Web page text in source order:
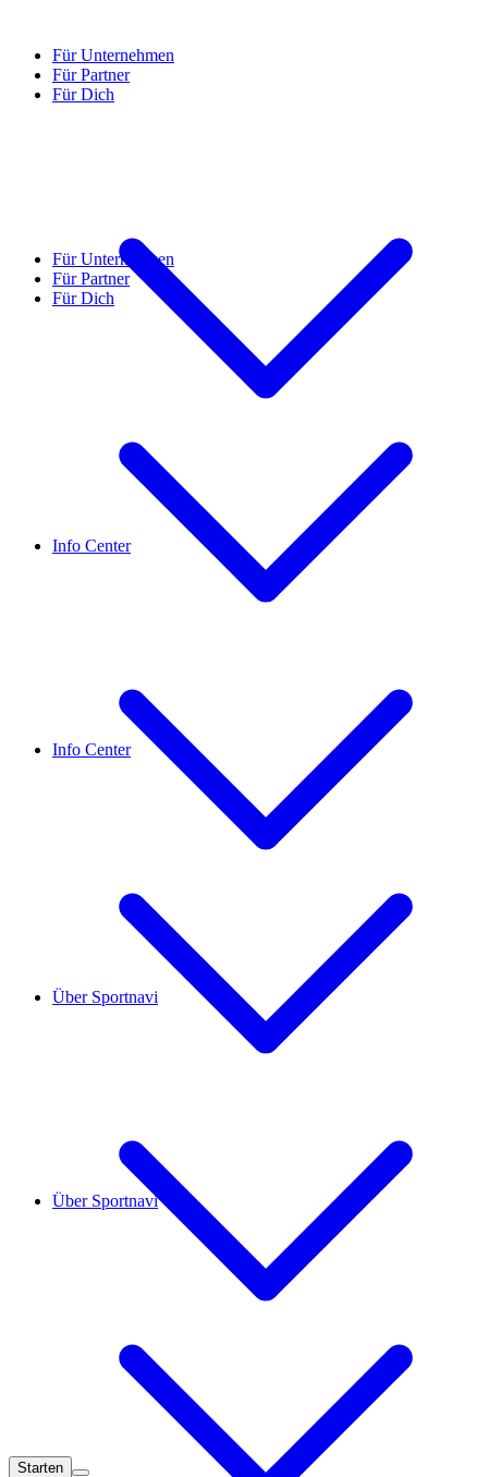
Für Unternehmen
Für Partner
Für Dich
Info Center
Über Sportnavi
Starten
Für Unternehmen
Für Partner
Für Dich
Info Center
Über Sportnavi